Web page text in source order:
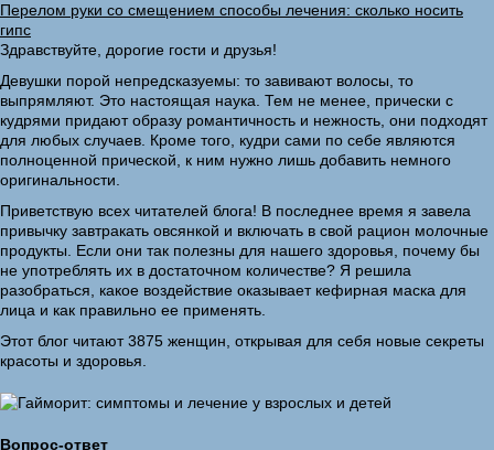
Перелом руки со смещением способы лечения: сколько носить
гипс
Здравствуйте, дорогие гости и друзья!
Девушки порой непредсказуемы: то завивают волосы, то
выпрямляют. Это настоящая наука. Тем не менее, прически с
кудрями придают образу романтичность и нежность, они подходят
для любых случаев. Кроме того, кудри сами по себе являются
полноценной прической, к ним нужно лишь добавить немного
оригинальности.
Приветствую всех читателей блога! В последнее время я завела
привычку завтракать овсянкой и включать в свой рацион молочные
продукты. Если они так полезны для нашего здоровья, почему бы
не употреблять их в достаточном количестве? Я решила
разобраться, какое воздействие оказывает кефирная маска для
лица и как правильно ее применять.
Этот блог читают 3875 женщин, открывая для себя новые секреты
красоты и здоровья.
Вопрос-ответ